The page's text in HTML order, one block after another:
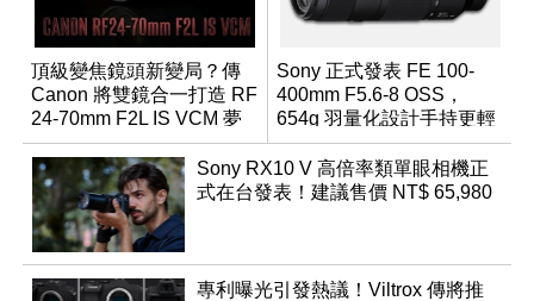
頂級變焦鏡頭新變局？傳
Canon 將雙鏡合一打造 RF
24-70mm F2L IS VCM 夢
幻規格
Sony 正式發表 FE 100-
400mm F5.6-8 OSS，
654g 羽量化設計手持更輕
鬆
Sony RX10 V 高倍率類單眼相機正
式在台發表！建議售價 NT$ 65,980
專利曝光引發熱議！Viltrox 傳將推